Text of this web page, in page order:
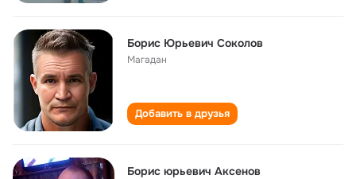
Борис Юрьевич Соколов
Магадан
Добавить в друзья
Борис юрьевич Аксенов